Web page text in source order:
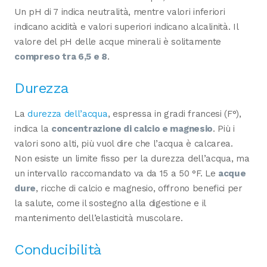
Un pH di 7 indica neutralità, mentre valori inferiori
indicano acidità e valori superiori indicano alcalinità. Il
valore del pH delle acque minerali è solitamente
compreso tra 6,5 e 8.
Durezza
Ladurezza dell’acqua, espressa in gradi francesi (F°),
indica la concentrazione di calcio e magnesio. Più i
valori sono alti, più vuol dire che l’acqua è calcarea.
Non esiste un limite fisso per la durezza dell’acqua, ma
un intervallo raccomandato va da 15 a 50 °F. Le acque
dure, ricche di calcio e magnesio, offrono benefici per
la salute, come il sostegno alla digestione e il
mantenimento dell’elasticità muscolare.
Conducibilità